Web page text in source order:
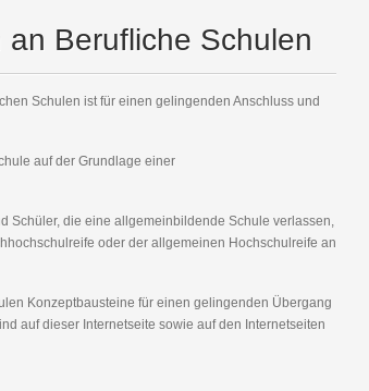
Berufliche Schulen
Schulen ist für einen gelingenden Anschluss und
auf der Grundlage einer
Schüler, die eine allgemeinbildende Schule verlassen,
oder der allgemeinen Hochschulreife an
Konzeptbausteine für einen gelingenden Übergang
auf dieser Internetseite sowie auf den Internetseiten